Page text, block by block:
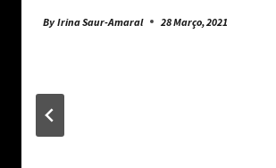
By Irina Saur-Amaral 28 Março, 2021